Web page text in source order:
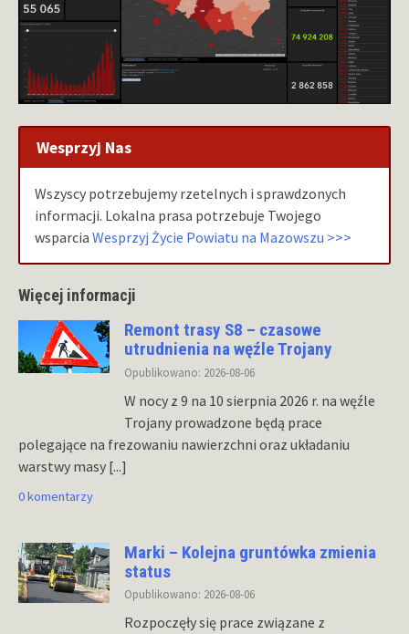
Wesprzyj Nas
Wszyscy potrzebujemy rzetelnych i sprawdzonych
informacji. Lokalna prasa potrzebuje Twojego
wsparcia Wesprzyj Życie Powiatu na Mazowszu >>>
Więcej informacji
Remont trasy S8 – czasowe
utrudnienia na węźle Trojany
Opublikowano: 2026-08-06
W nocy z 9 na 10 sierpnia 2026 r. na węźle
Trojany prowadzone będą prace
polegające na frezowaniu nawierzchni oraz układaniu
warstwy masy [...]
0 komentarzy
Marki – Kolejna gruntówka zmienia
status
Opublikowano: 2026-08-06
Rozpoczęły się prace związane z